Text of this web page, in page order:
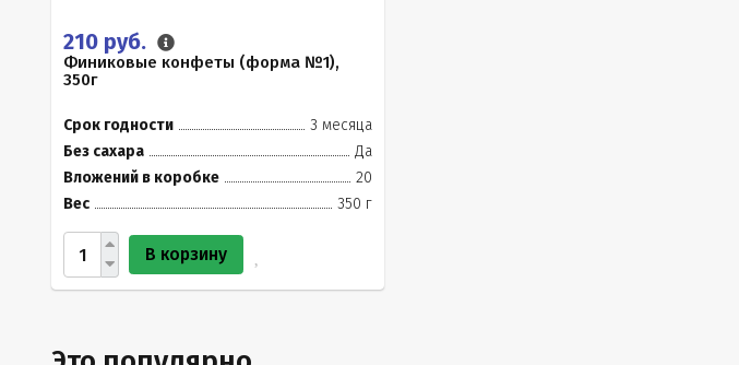
210 руб.
Финиковые конфеты (форма №1),
350г
Срок годности
3 месяца
Без сахара
Да
Вложений в коробке
20
Вес
350 г
В корзину